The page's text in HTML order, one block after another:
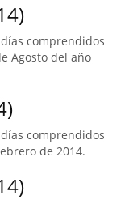
comprendidos
Agosto del año
comprendidos
de 2014.